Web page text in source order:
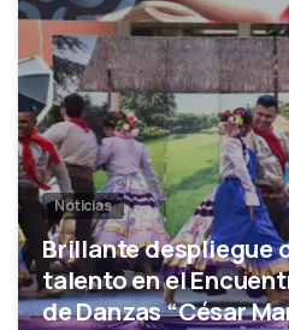
Noticias
Brillante despliegue
talento en el
de Danzas “César